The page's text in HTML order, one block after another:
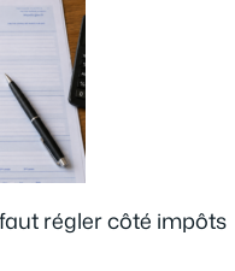
régler côté impôts